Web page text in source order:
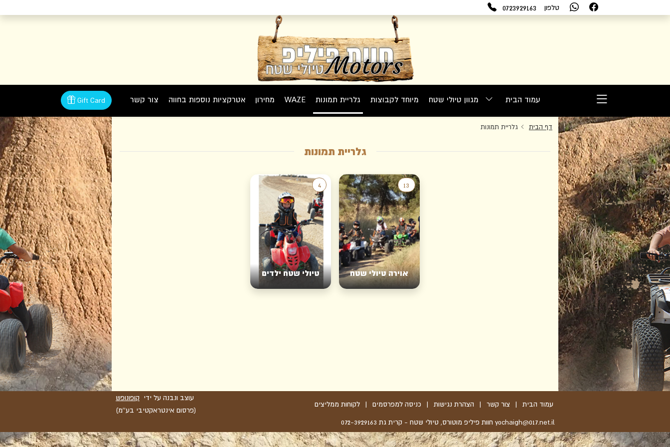
טלפון 0723929163
עמוד הבית מגוון טיולי שטח מיוחד לקבוצות גלריית תמונות WAZE מחירון אטרקציות נוספות בחווה צור קשר Gift Card
דף הבית גלריית תמונות
גלריית תמונות
אוירה טיולי שטח
13
טיולי שטח ילדים
4
עמוד הבית | צור קשר | הצהרת נגישות | כניסה למפרסמים | לקוחות ממליצים
עוצב ונבנה על ידי קופונופש
(פרסום אינטראקטיבי בע''מ)
yochaigh@017.net.il חוות פיליפ מוטורס, טיולי שטח - קרית גת 072-3929163